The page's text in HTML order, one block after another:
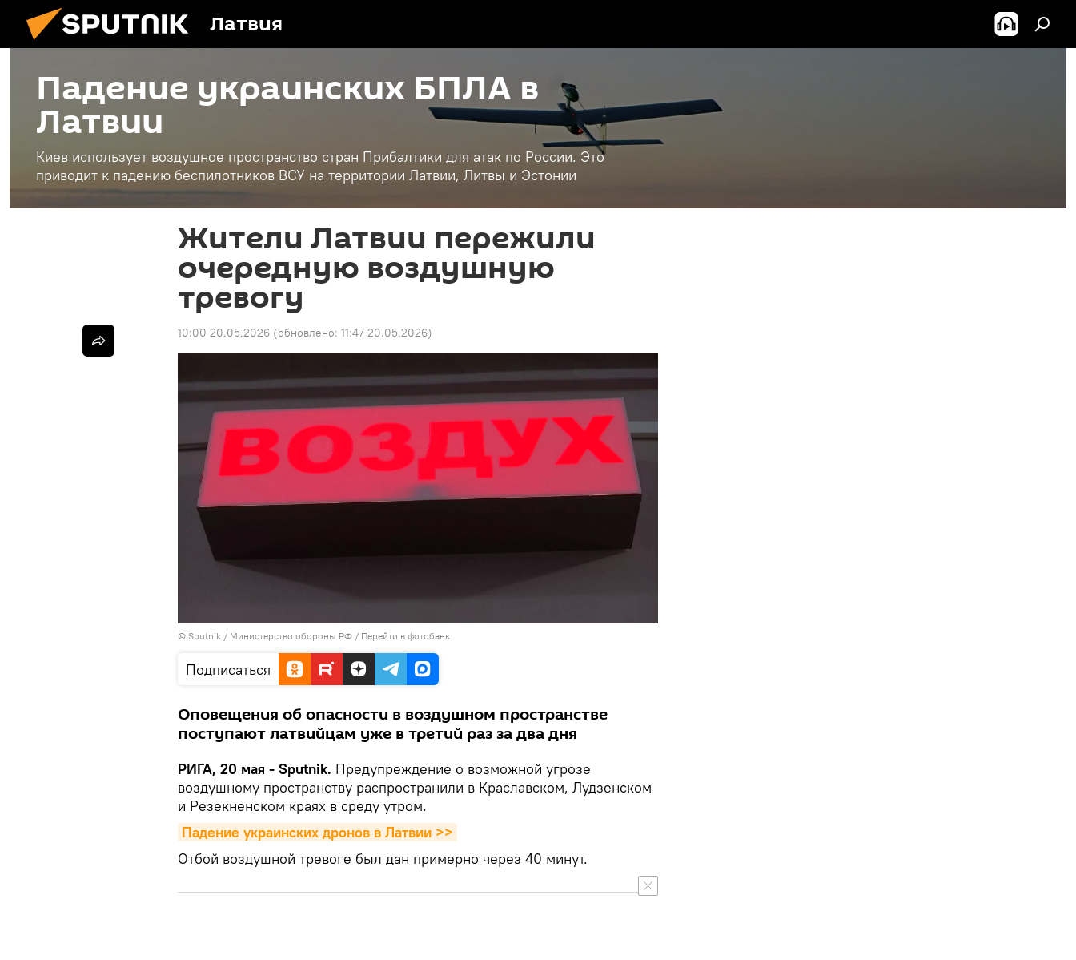
Латвия
Падение украинских БПЛА в
Латвии
Киев использует воздушное пространство стран Прибалтики для атак по России. Это
приводит к падению беспилотников ВСУ на территории Латвии, Литвы и Эстонии
Жители Латвии пережили
очередную воздушную
тревогу
10:00 20.05.2026 (обновлено: 11:47 20.05.2026)
© Sputnik / Министерство обороны РФ / Перейти в фотобанк
Подписаться
Оповещения об опасности в воздушном пространстве
поступают латвийцам уже в третий раз за два дня
РИГА, 20 мая - Sputnik. Предупреждение о возможной угрозе
воздушному пространству распространили в Краславском, Лудзенском
и Резекненском краях в среду утром.
Падение украинских дронов в Латвии >>
Отбой воздушной тревоге был дан примерно через 40 минут.